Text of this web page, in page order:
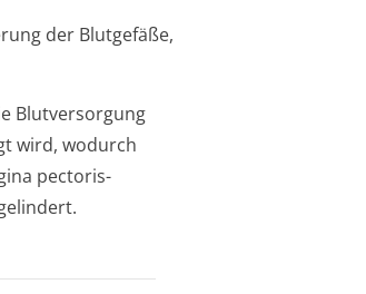
der Blutgefäße,
Blutversorgung
wird, wodurch
pectoris-